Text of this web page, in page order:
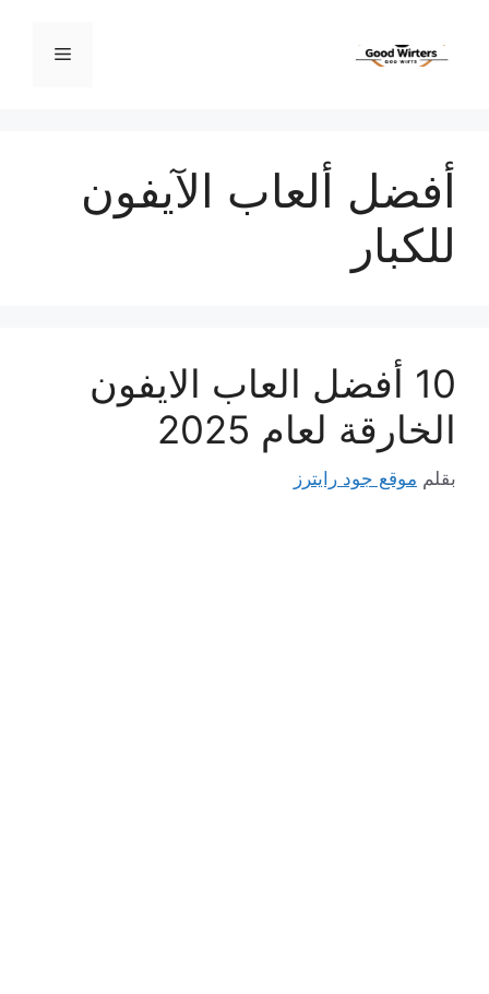
المحتوى
القائمة
أفضل ألعاب الآيفون
للكبار
10 أفضل العاب الايفون
الخارقة لعام 2025
بقلم موقع جود رايترز